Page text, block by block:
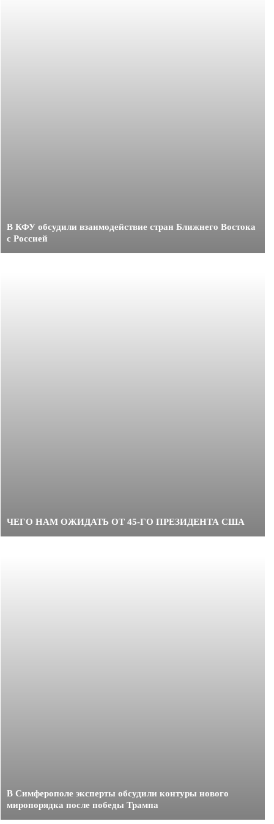
В КФУ обсудили взаимодействие стран Ближнего Востока
с Россией
ЧЕГО НАМ ОЖИДАТЬ ОТ 45-ГО ПРЕЗИДЕНТА США
В Симферополе эксперты обсудили контуры нового
миропорядка после победы Трампа